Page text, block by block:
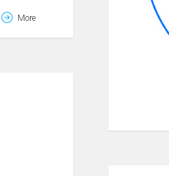
More